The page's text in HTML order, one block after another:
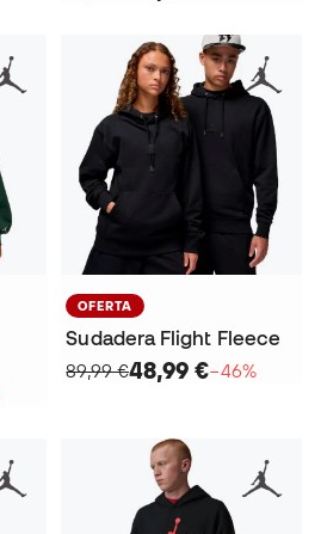
OFERTA
Sudadera Flight Fleece
89,99 €48,99 €−46%